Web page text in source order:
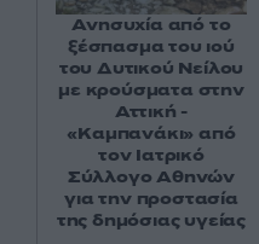
Ανησυχία από το
ξέσπασμα του ιού
του Δυτικού Νείλου
με κρούσματα στην
Αττική -
«Καμπανάκι» από
τον Ιατρικό
Σύλλογο Αθηνών
για την προστασία
της δημόσιας υγείας